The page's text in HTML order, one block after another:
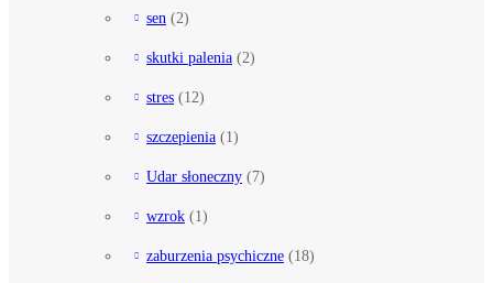
sen (2)
skutki palenia (2)
stres (12)
szczepienia (1)
Udar słoneczny (7)
wzrok (1)
zaburzenia psychiczne (18)